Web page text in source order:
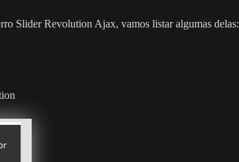
Slider Revolution Ajax, vamos listar algumas delas: